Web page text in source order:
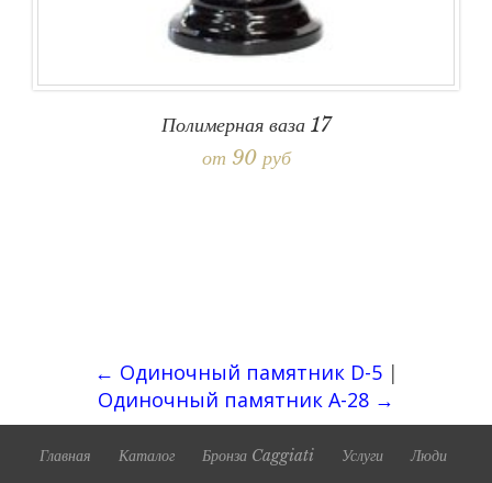
Полимерная ваза 17
от 90 руб
← Одиночный памятник D-5|
Одиночный памятник А-28 →
Главная Каталог Бронза Caggiati Услуги Люди